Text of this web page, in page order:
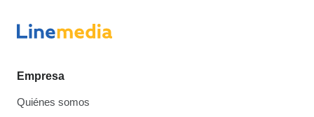
Empresa
Quiénes somos